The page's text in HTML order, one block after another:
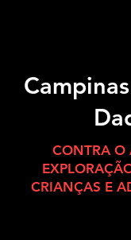
CONTRA O
CRIANÇAS E